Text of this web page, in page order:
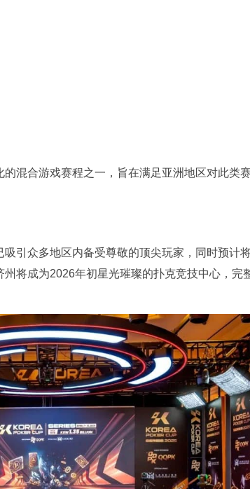
混合游戏赛程之一，旨在满足亚洲地区对此类
引众多地区内备受尊敬的顶尖玩家，同时预计
将成为2026年初星光璀璨的扑克竞技中心，完